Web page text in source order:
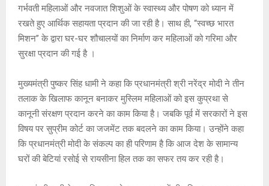
गर्भवती महिलाओं और नवजात शिशुओं के स्वास्थ्य और पोषण को ध्यान में
रखते हुए आर्थिक सहायता प्रदान की जा रही है। साथ ही, “स्वच्छ भारत
मिशन” के द्वारा घर-घर शौचालयों का निर्माण कर महिलाओं को गरिमा और
सुरक्षा प्रदान की गई है ।
मुख्यमंत्री पुष्कर सिंह धामी ने कहा कि प्रधानमंत्री श्री नरेंद्र मोदी ने तीन
तलाक के खिलाफ कानून बनाकर मुस्लिम महिलाओं को इस कुप्रथा से
कानूनी संरक्षण प्रदान करने का काम किया है। जबकि पूर्व में सरकारों ने इस
विषय पर सुप्रीम कोर्ट का जजमेंट तक बदलने का काम किया। उन्होंने कहा
कि प्रधानमंत्री मोदी के संकल्प का ही परिणाम है कि आज देश के सामान्य
घरों की बेटियां रसोई से रायसीना हिल तक का सफर तय कर रही है।